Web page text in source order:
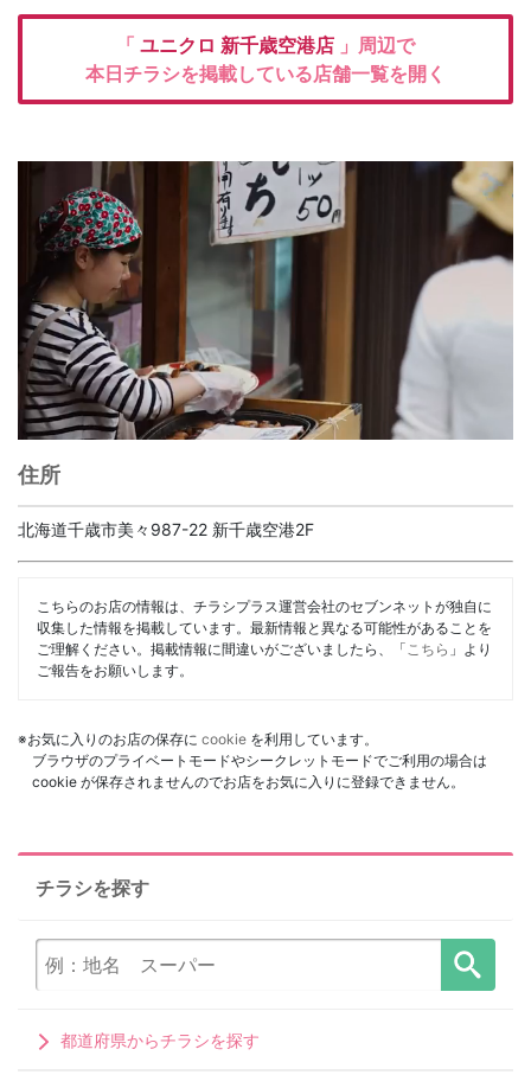
「 ユニクロ 新千歳空港店 」周辺で
本日チラシを掲載している店舗一覧を開く
住所
北海道千歳市美々987-22 新千歳空港2F
こちらのお店の情報は、チラシプラス運営会社のセブンネットが独自に
収集した情報を掲載しています。最新情報と異なる可能性があることを
ご理解ください。掲載情報に間違いがございましたら、「 こちら 」より
ご報告をお願いします。
※お気に入りのお店の保存に cookie を利用しています。
ブラウザのプライベートモードやシークレットモードでご利用の場合は
cookie が保存されませんのでお店をお気に入りに登録できません。
チラシを探す
都道府県からチラシを探す